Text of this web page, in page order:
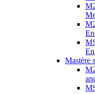
Mastère